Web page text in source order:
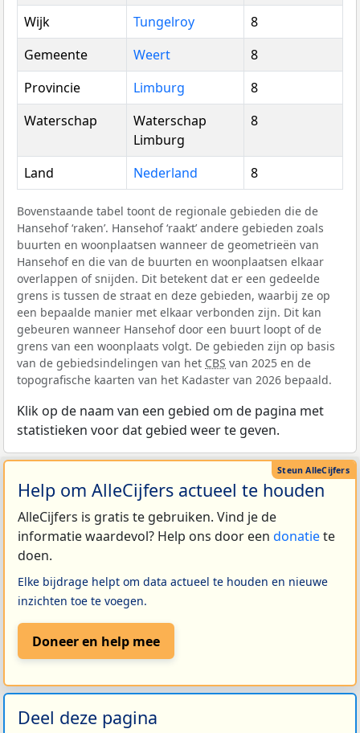
Wijk
Tungelroy
8
Gemeente
Weert
8
Provincie
Limburg
8
Waterschap
Waterschap
Limburg
8
Land Nederland 8
Bovenstaande tabel toont de regionale gebieden die de
Hansehof ‘raken’. Hansehof ‘raakt’ andere gebieden zoals
buurten en woonplaatsen wanneer de geometrieën van
Hansehof en die van de buurten en woonplaatsen elkaar
overlappen of snijden. Dit betekent dat er een gedeelde
grens is tussen de straat en deze gebieden, waarbij ze op
een bepaalde manier met elkaar verbonden zijn. Dit kan
gebeuren wanneer Hansehof door een buurt loopt of de
grens van een woonplaats volgt. De gebieden zijn op basis
van de gebiedsindelingen van het CBS van 2025 en de
topografische kaarten van het Kadaster van 2026 bepaald.
Klik op de naam van een gebied om de pagina met
statistieken voor dat gebied weer te geven.
Help om AlleCijfers actueel te houden
AlleCijfers is gratis te gebruiken. Vind je de
informatie waardevol? Help ons door een donatiete
doen.
Elke bijdrage helpt om data actueel te houden en nieuwe
inzichten toe te voegen.
Doneer en help mee
Deel deze pagina